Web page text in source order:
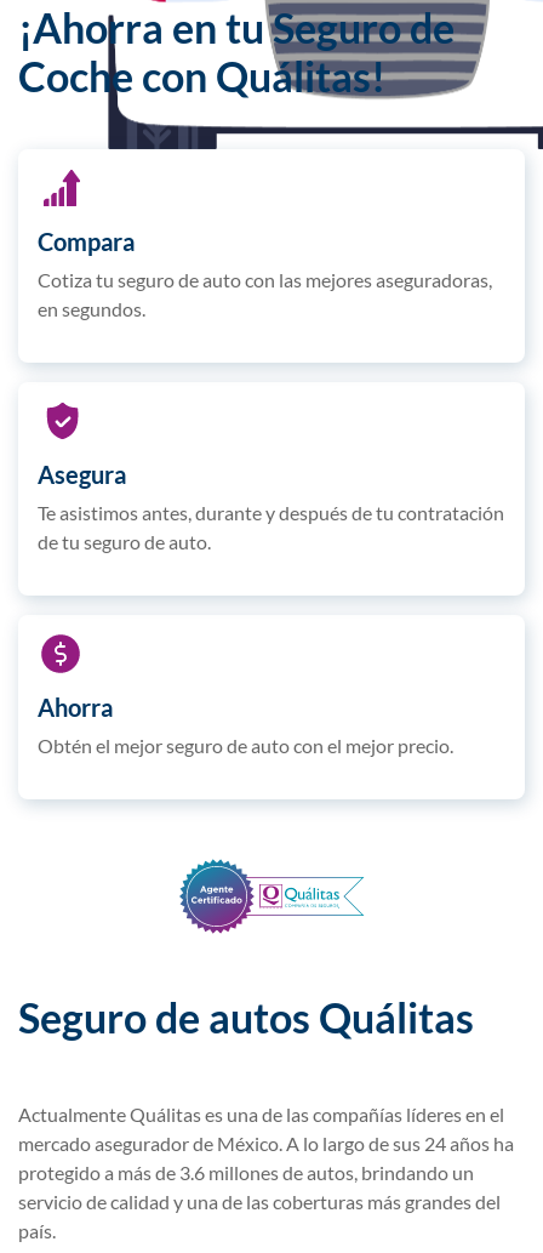
¡Ahorra en tu Seguro de
Coche con Quálitas!
Compara
Cotiza tu seguro de auto con las mejores aseguradoras,
en segundos.
Asegura
Te asistimos antes, durante y después de tu contratación
de tu seguro de auto.
Ahorra
Obtén el mejor seguro de auto con el mejor precio.
Seguro de autos Quálitas
Actualmente Quálitas es una de las compañías líderes en el
mercado asegurador de México. A lo largo de sus 24 años ha
protegido a más de 3.6 millones de autos, brindando un
servicio de calidad y una de las coberturas más grandes del
país.